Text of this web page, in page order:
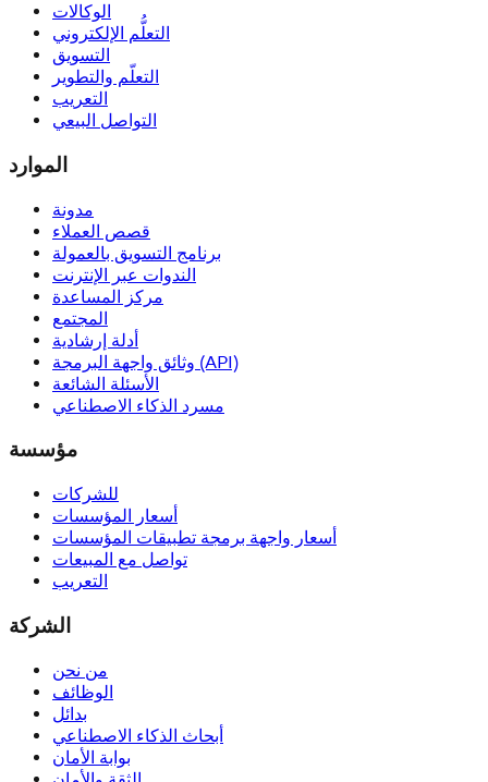
الوكالات
التعلُّم الإلكتروني
التسويق
التعلّم والتطوير
التعريب
التواصل البيعي
الموارد
مدونة
قصص العملاء
برنامج التسويق بالعمولة
الندوات عبر الإنترنت
مركز المساعدة
المجتمع
أدلة إرشادية
وثائق واجهة البرمجة (API)
الأسئلة الشائعة
مسرد الذكاء الاصطناعي
مؤسسة
للشركات
أسعار المؤسسات
أسعار واجهة برمجة تطبيقات المؤسسات
تواصل مع المبيعات
التعريب
الشركة
من نحن
الوظائف
بدائل
أبحاث الذكاء الاصطناعي
بوابة الأمان